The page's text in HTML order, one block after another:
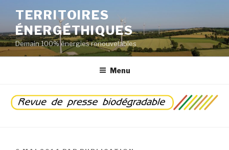
contenu
principal
TERRITOIRES
ÉNERGÉTHIQUES
Demain 100% énergies renouvelables
Menu